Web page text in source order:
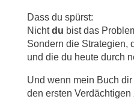
Dass du spürst:
Nichtdu bist das
Sondern die Strategien,
und die du heute durch
Und wenn mein Buch
den ersten Verdächtigen